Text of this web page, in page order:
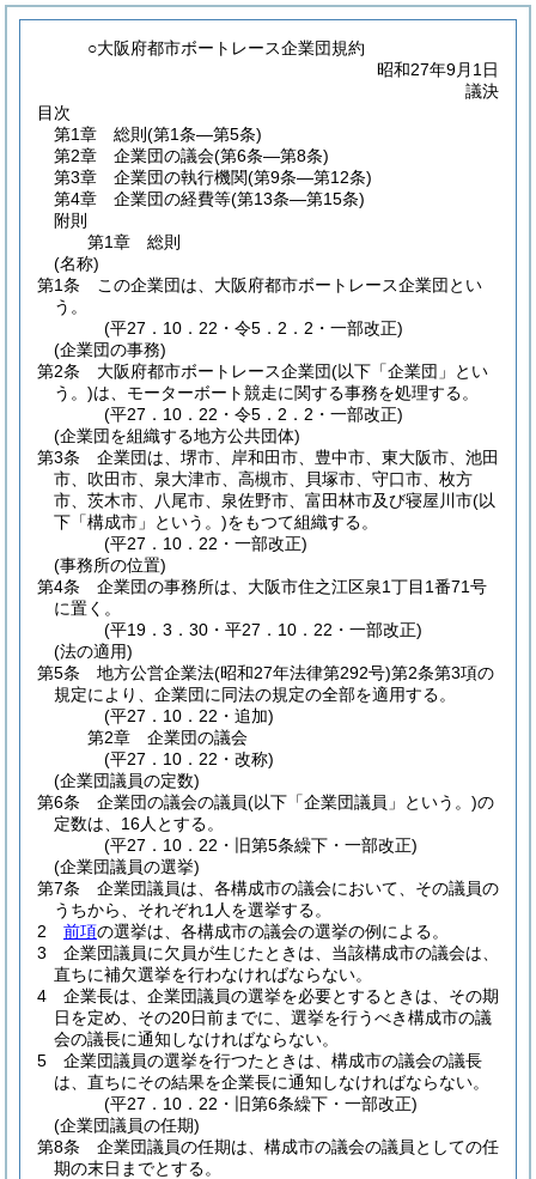
○大阪府都市ボートレース企業団規約
昭和27年9月1日
議決
目次
第1章
総則 (第1条―第5条)
第2章
企業団の議会(第6条―第8条)
第3章
企業団の執行機関(第9条―第12条)
第4章
企業団の経費等(第13条―第15条)
附則
第1章
総則
(名称)
第1条
この企業団は、大阪府都市ボートレース企業団とい
う。
(平27．10．22・令5．2．2・一部改正)
(企業団の事務)
第2条
大阪府都市ボートレース企業団(以下「企業団」とい
う。)は、モーターボート競走に関する事務を処理する。
(平27．10．22・令5．2．2・一部改正)
(企業団を組織する地方公共団体)
第3条
企業団は、堺市、岸和田市、豊中市、東大阪市、池田
市、吹田市、泉大津市、高槻市、貝塚市、守口市、枚方
市、茨木市、八尾市、泉佐野市、富田林市及び寝屋川市(以
下「構成市」という。)をもつて組織する。
(平27．10．22・一部改正)
(事務所の位置)
第4条
企業団の事務所は、大阪市住之江区泉1丁目1番71号
に置く。
(平19．3．30・平27．10．22・一部改正)
(法の適用)
第5条
地方公営企業法(昭和27年法律第292号)第2条第3項の
規定により、企業団に同法の規定の全部を適用する。
(平27．10．22・追加)
第2章
企業団の議会
(平27．10．22・改称)
(企業団議員の定数)
第6条
企業団の議会の議員(以下「企業団議員」という。)の
定数は、16人とする。
(平27．10．22・旧第5条繰下・一部改正)
(企業団議員の選挙)
第7条
企業団議員は、各構成市の議会において、その議員の
うちから、それぞれ1人を選挙する。
2
前項の選挙は、各構成市の議会の選挙の例による。
3
企業団議員に欠員が生じたときは、当該構成市の議会は、
直ちに補欠選挙を行わなければならない。
4
企業長は、企業団議員の選挙を必要とするときは、その期
日を定め、その20日前までに、選挙を行うべき構成市の議
会の議長に通知しなければならない。
5
企業団議員の選挙を行つたときは、構成市の議会の議長
は、直ちにその結果を企業長に通知しなければならない。
(平27．10．22・旧第6条繰下・一部改正)
(企業団議員の任期)
第8条
企業団議員の任期は、構成市の議会の議員としての任
期の末日までとする。